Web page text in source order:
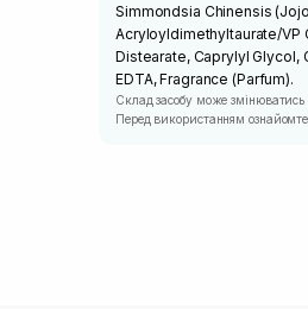
Simmondsia Chinensis
Acryloyldimethyltaurate/
Distearate, Caprylyl Glycol,
EDTA, Fragrance (Parfum).
Склад засобу може змінюватись
Перед використанням